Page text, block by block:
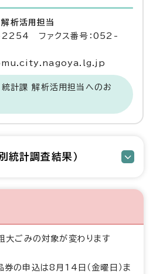
析活用担当
ファクス番号：052-
計課 解析活用担当へのお
統計調査結果）
大ごみの対象が変わります
券の申込は8月14日（金曜日）ま